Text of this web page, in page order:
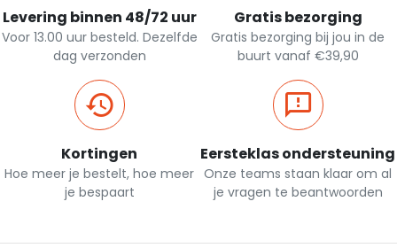
Levering binnen 48/72 uur
Voor 13.00 uur besteld. Dezelfde
dag verzonden
Gratis bezorging
Gratis bezorging bij jou in de
buurt vanaf €39,90
Kortingen
Hoe meer je bestelt, hoe meer
je bespaart
Eersteklas ondersteuning
Onze teams staan klaar om al
je vragen te beantwoorden